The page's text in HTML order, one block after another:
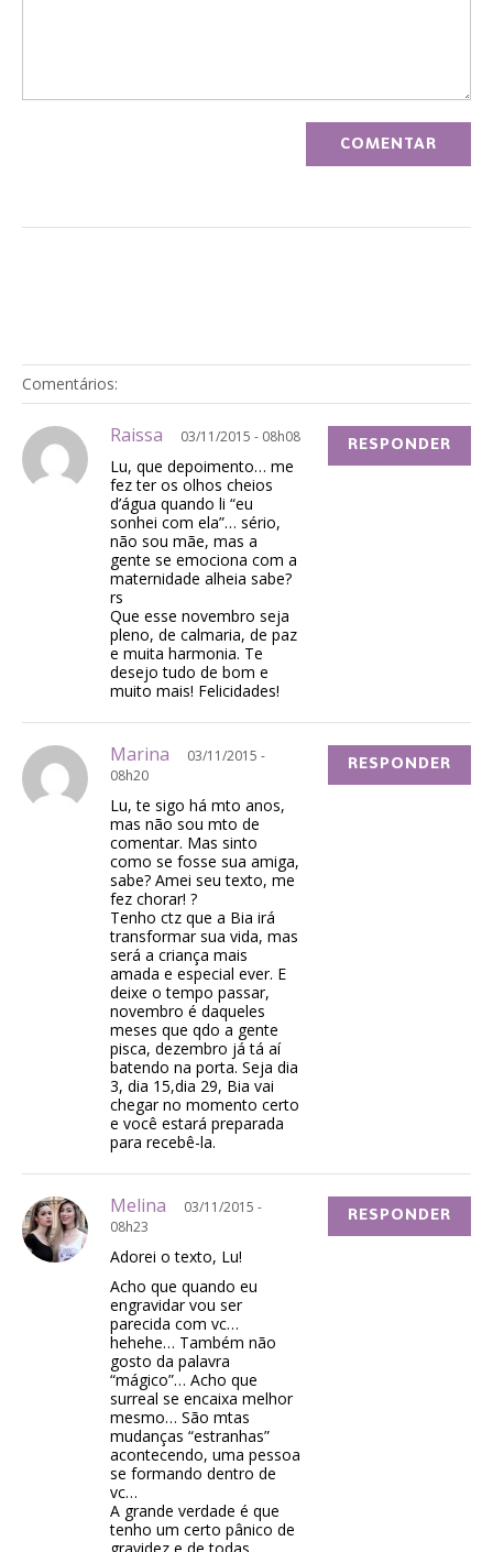
Comentários:
Raissa 03/11/2015 - 08h08
Lu, que depoimento… me
fez ter os olhos cheios
d’água quando li “eu
sonhei com ela”… sério,
não sou mãe, mas a
gente se emociona com a
maternidade alheia sabe?
rs
Que esse novembro seja
pleno, de calmaria, de paz
e muita harmonia. Te
desejo tudo de bom e
muito mais! Felicidades!
RESPONDER
Marina
03/11/2015 -
08h20
Lu, te sigo há mto anos,
mas não sou mto de
comentar. Mas sinto
como se fosse sua amiga,
sabe? Amei seu texto, me
fez chorar! ?
Tenho ctz que a Bia irá
transformar sua vida, mas
será a criança mais
amada e especial ever. E
deixe o tempo passar,
novembro é daqueles
meses que qdo a gente
pisca, dezembro já tá aí
batendo na porta. Seja dia
3, dia 15,dia 29, Bia vai
chegar no momento certo
e você estará preparada
para recebê-la.
RESPONDER
Melina
03/11/2015 -
08h23
Adorei o texto, Lu!
Acho que quando eu
engravidar vou ser
parecida com vc…
hehehe… Também não
gosto da palavra
“mágico”… Acho que
surreal se encaixa melhor
mesmo… São mtas
mudanças “estranhas”
acontecendo, uma pessoa
se formando dentro de
vc…
A grande verdade é que
tenho um certo pânico de
gravidez e de todas
RESPONDER